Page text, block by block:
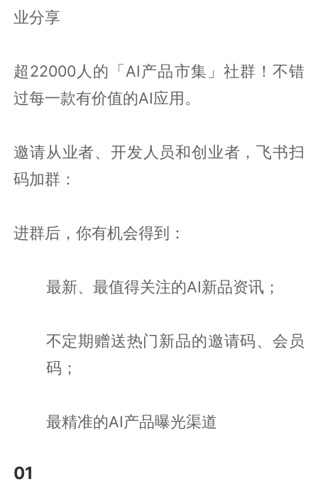
业分享
超22000人的「AI产品市集」社群！不错
过每一款有价值的AI应用。
邀请从业者、开发人员和创业者，飞书扫
码加群：
进群后，你有机会得到：
最新、最值得关注的AI新品资讯；
不定期赠送热门新品的邀请码、会员
码；
最精准的AI产品曝光渠道
01